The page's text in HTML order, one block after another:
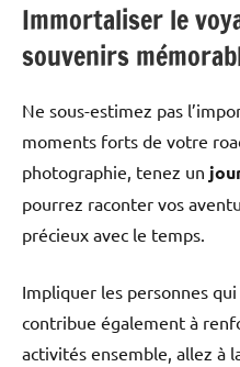
Immortaliser le
souvenirs
Ne sous-estimez pas
moments forts de votre
photographie, tenez un
pourrez raconter vos
précieux avec le temps.
Impliquer les personnes
contribue également à
activités ensemble, allez à